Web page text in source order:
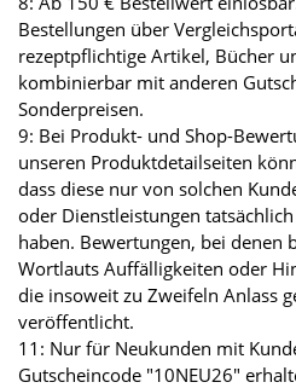
Bestellungen über
rezeptpflichtige Artikel, Bücher
kombinierbar mit anderen
Sonderpreisen.
9: Bei Produkt- und Shop-
unseren Produktdetailseiten
dass diese nur von solchen
oder Dienstleistungen
haben. Bewertungen, bei denen
Wortlauts Auffälligkeiten oder
die insoweit zu Zweifeln Anlass
veröffentlicht.
11: Nur für Neukunden mit
Gutscheincode "10NEU26"